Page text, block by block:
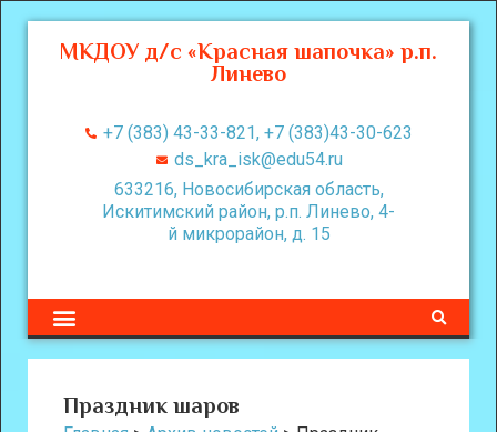
МКДОУ д/с «Красная шапочка» р.п.
Линево
+7 (383) 43-33-821, +7 (383)43-30-623
ds_kra_isk@edu54.ru
633216, Новосибирская область,
Искитимский район, р.п. Линево, 4-
й микрорайон, д. 15
Праздник шаров